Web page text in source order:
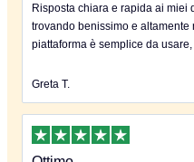
Risposta chiara e rapida ai miei
trovando benissimo e altamente
piattaforma è semplice da
Greta T.